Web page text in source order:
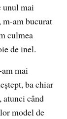
unul mai
m-am bucurat
culmea
de inel.
mai
ba chiar
atunci când
model de